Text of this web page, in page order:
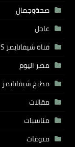
صحةوجمال
عاجل
قناة شيفاتايمز TV / SHEFATAIMS
مصر اليوم
مطبخ شيفاتايمز
مقالات
مناسبات
منوعات